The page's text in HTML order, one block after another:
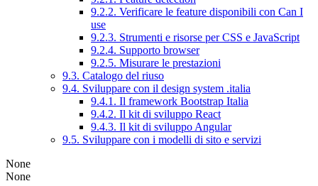
9.2.2. Verificare le feature disponibili con Can I
use
9.2.3. Strumenti e risorse per CSS e JavaScript
9.2.4. Supporto browser
9.2.5. Misurare le prestazioni
9.3. Catalogo del riuso
9.4. Sviluppare con il design system .italia
9.4.1. Il framework Bootstrap Italia
9.4.2. Il kit di sviluppo React
9.4.3. Il kit di sviluppo Angular
9.5. Sviluppare con i modelli di sito e servizi
None
None